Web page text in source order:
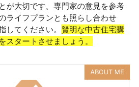
が大切です。専門家の意見を参考
ライフプランとも照らし合わせ
してください。 賢明な中古住宅購
スタートさせましょう。
ABOUT ME